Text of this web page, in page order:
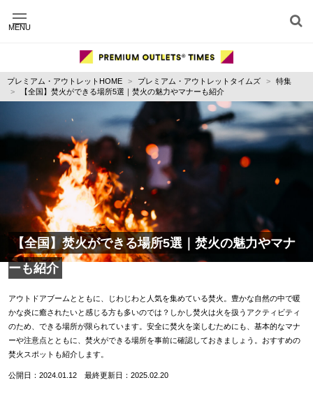
MENU
施設別に記事を探す
運営会社
利用規約
プライバシーポリシー
お問い合わせ
プレミアム・アウトレットHOME プレミアム・アウトレットタイムズ
特集
【全国】焚火ができる場所5選｜焚火の魅力やマナーも紹介
【全国】焚火ができる場所5選｜焚火の魅力やマナ
ーも紹介
アウトドアブームとともに、じわじわと人気を集めている焚火。豊かな自然の中で暖
かな炎に癒されたいと感じる方も多いのでは？しかし焚火は火を扱うアクティビティ
のため、できる場所が限られています。安全に焚火を楽しむためにも、基本的なマナ
ーや注意点とともに、焚火ができる場所を事前に確認しておきましょう。おすすめの
焚火スポットも紹介します。
公開日：2024.01.12 最終更新日：2025.02.20